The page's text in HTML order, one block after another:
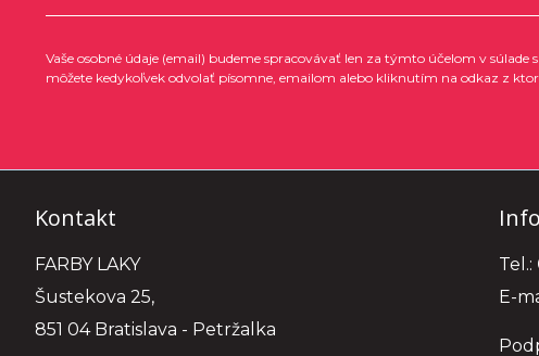
Vaše osobné údaje (email) budeme spracovávať len za týmto účelom v
môžete kedykoľvek odvolať písomne, emailom alebo kliknutím na odkaz z
Kontakt
FARBY LAKY
Šustekova 25,
851 04 Bratislava - Petržalka
Tel.:
E-